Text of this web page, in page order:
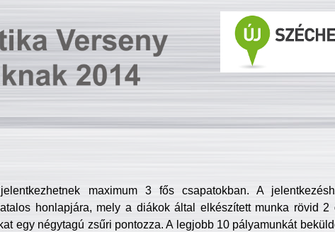
maximum 3 fős csapatokban. A
honlapjára, mely a diákok által elkészített munka rövid 2
egy négytagú zsűri pontozza. A legjobb 10 pályamunkát